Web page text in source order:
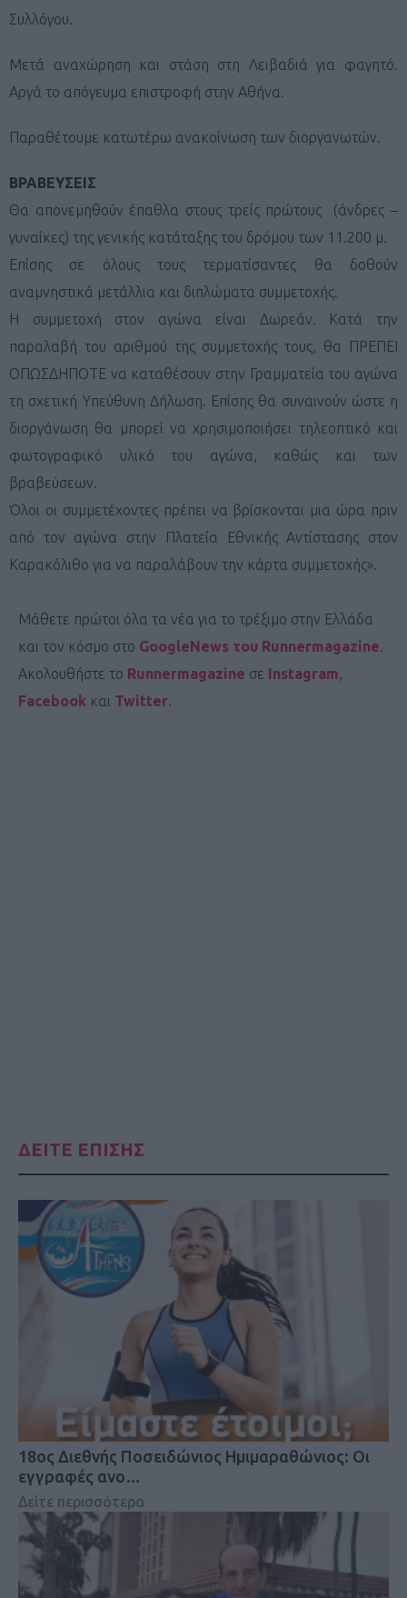
Συλλόγου.
Μετά αναχώρηση και στάση στη Λειβαδιά για φαγητό.
Αργά το απόγευμα επιστροφή στην Αθήνα.
Παραθέτουμε κατωτέρω ανακοίνωση των διοργανωτών.
ΒΡΑΒΕΥΣΕΙΣ
Θα απονεμηθούν έπαθλα στους τρείς πρώτους (άνδρες –
γυναίκες) της γενικής κατάταξης του δρόμου των 11.200 μ.
Επίσης σε όλους τους τερματίσαντες θα δοθούν
αναμνηστικά μετάλλια και διπλώματα συμμετοχής.
Η συμμετοχή στον αγώνα είναι Δωρεάν. Κατά την
παραλαβή του αριθμού της συμμετοχής τους, θα ΠΡΕΠΕΙ
ΟΠΩΣΔΗΠΟΤΕ να καταθέσουν στην Γραμματεία του αγώνα
τη σχετική Υπεύθυνη Δήλωση. Επίσης θα συναινούν ώστε η
διοργάνωση θα μπορεί να χρησιμοποιήσει τηλεοπτικό και
φωτογραφικό υλικό του αγώνα, καθώς και των
βραβεύσεων.
Όλοι οι συμμετέχοντες πρέπει να βρίσκονται μια ώρα πριν
από τον αγώνα στην Πλατεία Εθνικής Αντίστασης στον
Καρακόλιθο για να παραλάβουν την κάρτα συμμετοχής».
Μάθετε πρώτοι όλα τα νέα για το τρέξιμο στην Ελλάδα
και τον κόσμο στο GoogleNews του Runnermagazine.
Ακολουθήστε το Runnermagazine σε Instagram,
Facebook και Twitter.
ΔΕΙΤΕ ΕΠΙΣΗΣ
18oς Διεθνής Ποσειδώνιος Ημιμαραθώνιος: Οι
εγγραφές ανο…
Δείτε περισσότερα